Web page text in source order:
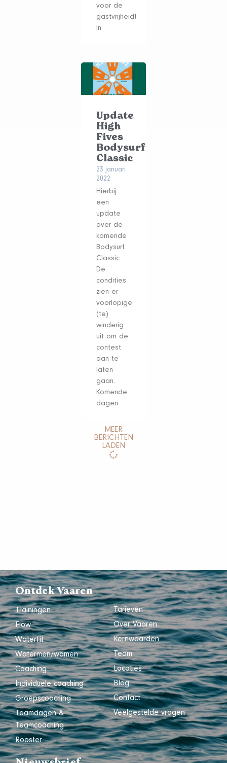
voor de
gastvrijheid!
In
Update
High
Fives
Bodysurf
Classic
23 januari
2022
Hierbij
een
update
over de
komende
Bodysurf
Classic.
De
condities
zien er
voorlopige
(te)
winderig
uit om de
contest
aan te
laten
gaan.
Komende
dagen
MEER
BERICHTEN
LADEN
Ontdek Vaaren
Trainingen
Flow
Waterfit
Watermen/women
Coaching
Individuele coaching
Groepscoaching
Teamdagen &
Teamcoaching
Rooster
Tarieven
Over Vaaren
Kernwaarden
Team
Locaties
Blog
Contact
Veelgestelde vragen